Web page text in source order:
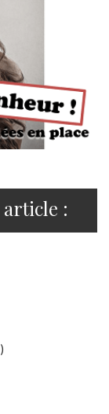
article :